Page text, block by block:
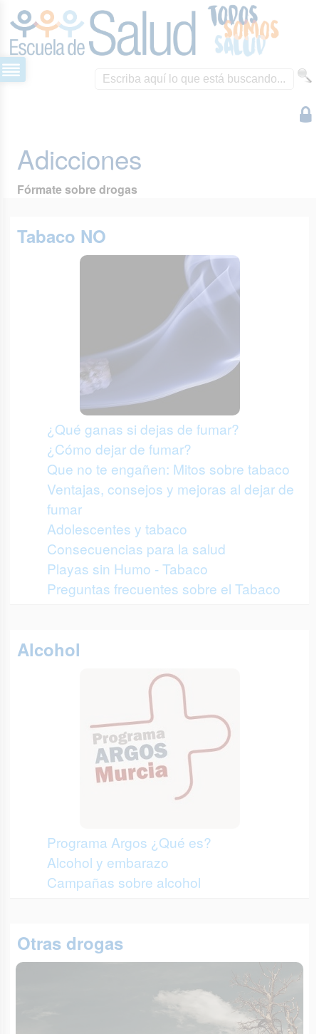
Adicciones
Fórmate sobre drogas
Tabaco NO
¿Qué ganas si dejas de fumar?
¿Cómo dejar de fumar?
Que no te engañen: Mitos sobre tabaco
Ventajas, consejos y mejoras al dejar de
fumar
Adolescentes y tabaco
Consecuencias para la salud
Playas sin Humo - Tabaco
Preguntas frecuentes sobre el Tabaco
Alcohol
Programa Argos ¿Qué es?
Alcohol y embarazo
Campañas sobre alcohol
Otras drogas